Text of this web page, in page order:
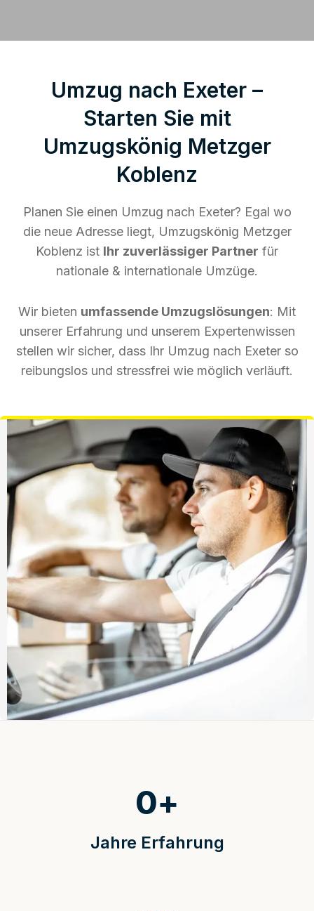
Umzug nach Exeter –
Starten Sie mit
Umzugskönig Metzger
Koblenz
Planen Sie einen Umzug nach Exeter? Egal wo
die neue Adresse liegt, Umzugskönig Metzger
Koblenz ist Ihr zuverlässiger Partner für
nationale & internationale Umzüge.
Wir bieten umfassende Umzugslösungen: Mit
unserer Erfahrung und unserem Expertenwissen
stellen wir sicher, dass Ihr Umzug nach Exeter so
reibungslos und stressfrei wie möglich verläuft.
Jahre Erfahrung
0+